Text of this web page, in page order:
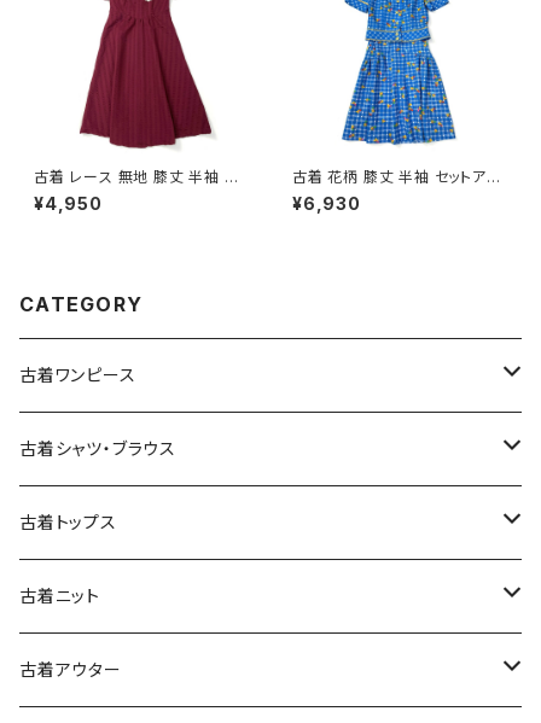
古着 レース 無地 膝丈 半袖 ワ
ンピース 赤 ボルドー (oa2607
080)
¥4,950
古着 花柄 膝丈 半袖 セットアッ
プ 青 (oa2607082)
¥6,930
CATEGORY
古着ワンピース
古着長袖ワンピース
古着半袖ワンピース
古着ノースリーブワンピース
古着キャミソールワンピース
古着シャツ・ブラウス
古着長袖シャツ・ブラウス
古着半袖シャツ・ブラウス
古着ノースリーブシャツ・ブラウス
古着トップス
古着スウェット&パーカー
古着スウェット
古着プルオーバー
古着ニット
古着セーター
古着アウター